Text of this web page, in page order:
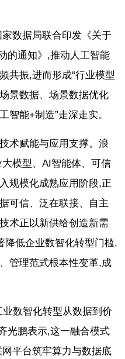
数据局联合印发《关于
的通知》,推动人工智能
共振,进而形成“行业模型
景数据、场景数据优化
智能+制造”走深走实。
术赋能与应用支撑。浪
模型、AI智能体、可信
规模化成熟应用阶段,正
可信、泛在联接、自主
术正以新供给创造新需
降低企业数智化转型门槛,
管理范式根本性变革,成
业数智化转型从数据到价
光鹏表示,这一融合模式
平台筑牢算力与数据底